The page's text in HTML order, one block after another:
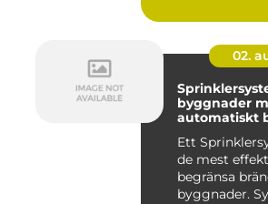
02.
Sprinklersystem
byggnader
automatiskt
Ett
de mest
begränsa
byggnader.